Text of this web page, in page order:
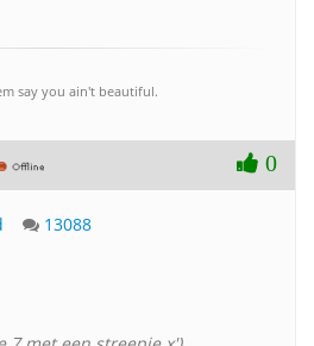
say you ain't beautiful.
0
13088